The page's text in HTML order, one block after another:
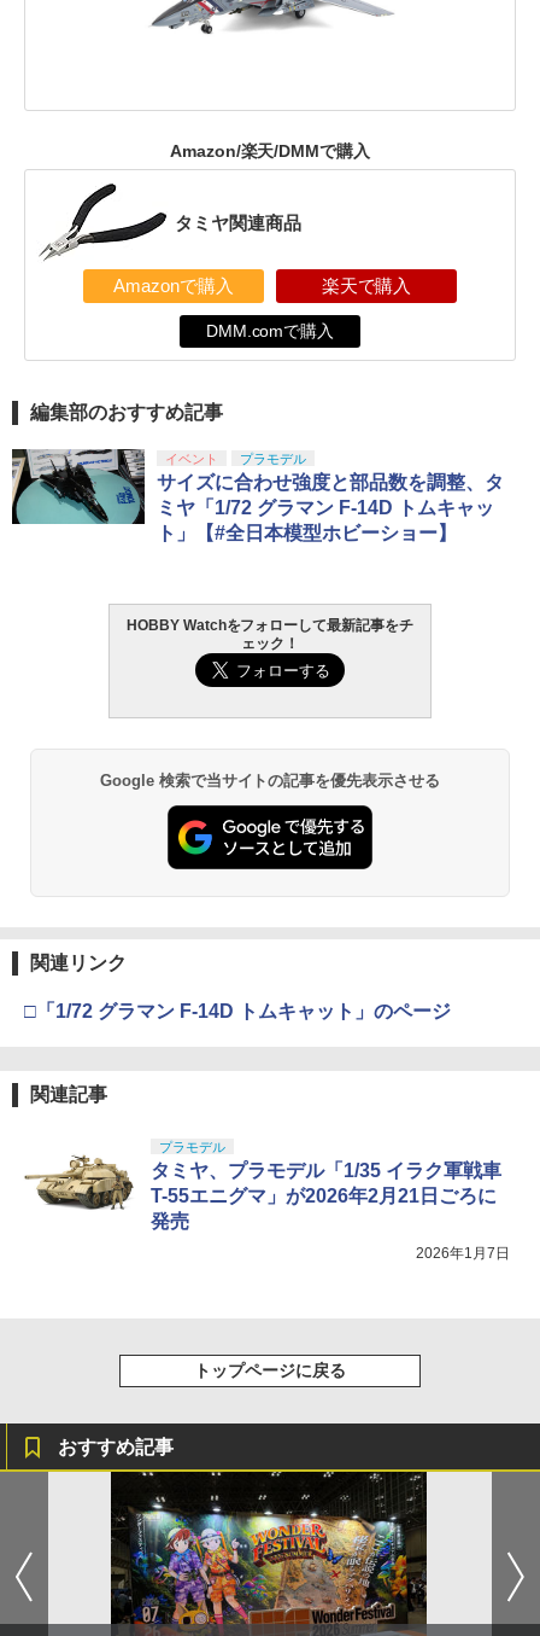
Amazon/楽天/DMMで購入
タミヤ関連商品
Amazonで購入 楽天で購入
DMM.comで購入
編集部のおすすめ記事
イベント プラモデル
サイズに合わせ強度と部品数を調整、タ
ミヤ「1/72 グラマン F-14D トムキャッ
ト」【#全日本模型ホビーショー】
HOBBY Watchをフォローして最新記事をチ
ェック！
Google 検索で当サイトの記事を優先表示させる
関連リンク
□「1/72 グラマン F-14D トムキャット」のページ
関連記事
プラモデル
タミヤ、プラモデル「1/35 イラク軍戦車
T-55エニグマ」が2026年2月21日ごろに
発売
2026年1月7日
トップページに戻る
おすすめ記事